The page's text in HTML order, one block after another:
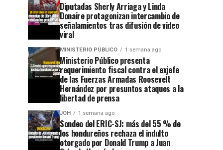
Diputadas Sherly Arriaga y Linda
Donaire protagonizan intercambio de
señalamientos tras difusión de video
viral
MINISTERIO PÚBLICO 1 semana ago
Ministerio Público presenta
requerimiento fiscal contra el exjefe
de las Fuerzas Armadas Roosevelt
Hernández por presuntos ataques a la
libertad de prensa
JOH 1 semana ago
Sondeo del ERIC-SJ: más del 55 % de
los hondureños rechaza el indulto
otorgado por Donald Trump a Juan